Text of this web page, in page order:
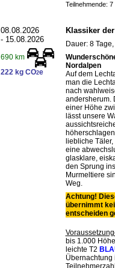
Teilnehmende:
08.08.2026
- 15.08.2026
690 km
222 kg CO2e
Klassiker
Dauer: 8
Nordalpen
Auf dem
man die
nach
andersherum.
einer Höhe
lässt unsere
liebliche
eine
glasklare,
den Sprung
Murmeltiere
Weg.
Achtung!
übernimmt
entscheiden
bis 1.000
leichte T2
Übernachtung